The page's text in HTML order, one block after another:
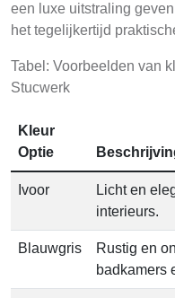
een luxe uitstraling
het tegelijkertijd
Tabel: Voorbeelden van
Stucwerk
Kleur
Optie
Ivoor
Licht en
interieurs.
Blauwgris
Rustig en
badkamers